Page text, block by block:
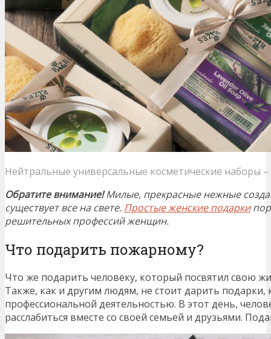
Нейтральные универсальные косметические наборы
Обратите внимание!Милые, прекрасные нежные
существует все на свете. Простые женские подарки
решительных профессий женщин.
Что подарить пожарному?
Что же подарить человеку, который посвятил свою
Также, как и другим людям, не стоит дарить подарки,
профессиональной деятельностью. В этот день,
расслабиться вместе со своей семьей и друзьями.